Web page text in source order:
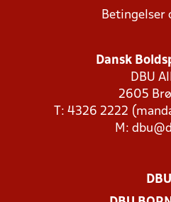
Betingelser
Dansk
DBU
2605
T: 4326 2222
M:
DBU